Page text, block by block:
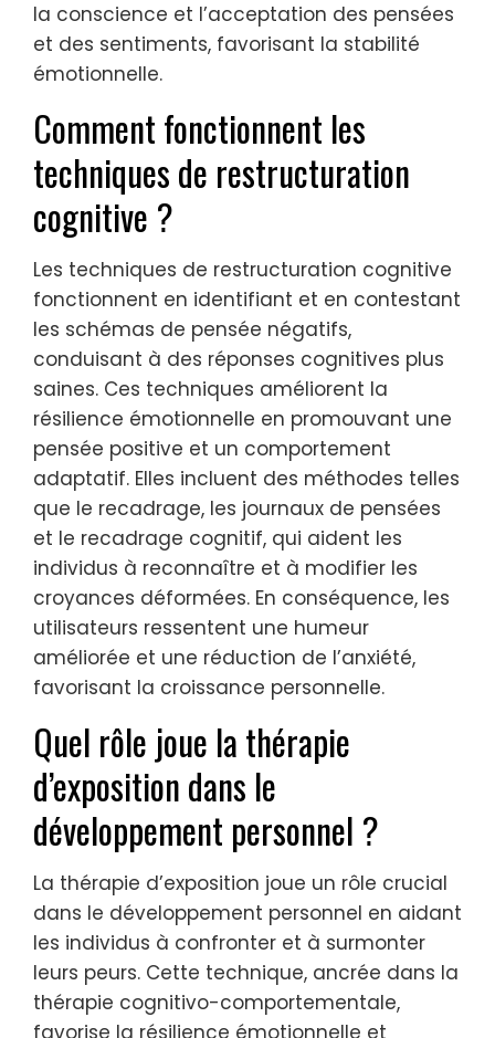
la conscience et l’acceptation des pensées
et des sentiments, favorisant la stabilité
émotionnelle.
Comment fonctionnent les
techniques de restructuration
cognitive ?
Les techniques de restructuration cognitive
fonctionnent en identifiant et en contestant
les schémas de pensée négatifs,
conduisant à des réponses cognitives plus
saines. Ces techniques améliorent la
résilience émotionnelle en promouvant une
pensée positive et un comportement
adaptatif. Elles incluent des méthodes telles
que le recadrage, les journaux de pensées
et le recadrage cognitif, qui aident les
individus à reconnaître et à modifier les
croyances déformées. En conséquence, les
utilisateurs ressentent une humeur
améliorée et une réduction de l’anxiété,
favorisant la croissance personnelle.
Quel rôle joue la thérapie
d’exposition dans le
développement personnel ?
La thérapie d’exposition joue un rôle crucial
dans le développement personnel en aidant
les individus à confronter et à surmonter
leurs peurs. Cette technique, ancrée dans la
thérapie cognitivo-comportementale,